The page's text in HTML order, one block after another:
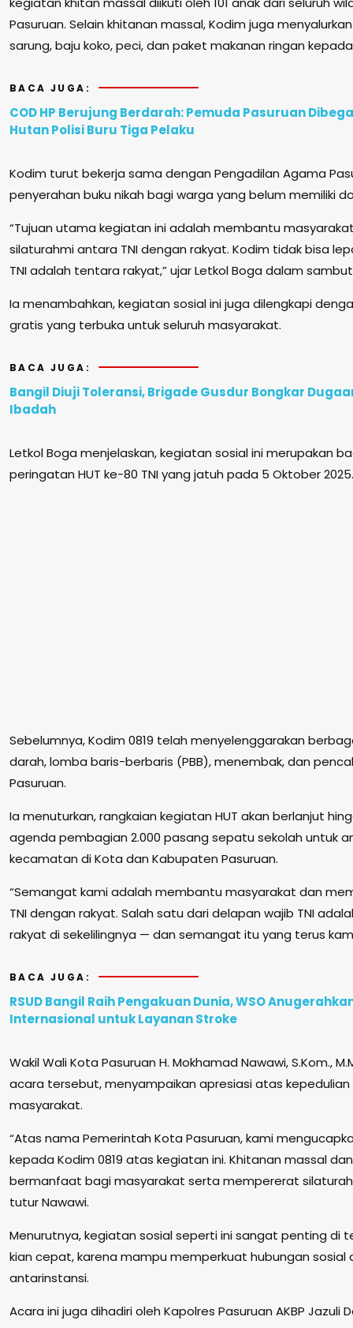
Pasuruan. Selain khitanan massal, Kodim juga
sarung, baju koko, peci, dan paket makanan ringan
BACA JUGA:
COD HP Berujung Berdarah: Pemuda Pasuruan
Hutan Polisi Buru Tiga Pelaku
Kodim turut bekerja sama dengan Pengadilan Agama
penyerahan buku nikah bagi warga yang belum memiliki
“Tujuan utama kegiatan ini adalah membantu
silaturahmi antara TNI dengan rakyat. Kodim tidak bisa
TNI adalah tentara rakyat,” ujar Letkol Boga dalam
Ia menambahkan, kegiatan sosial ini juga dilengkapi
gratis yang terbuka untuk seluruh masyarakat.
BACA JUGA:
Bangil Diuji Toleransi, Brigade Gusdur Bongkar
Ibadah
Letkol Boga menjelaskan, kegiatan sosial ini merupakan
peringatan HUT ke-80 TNI yang jatuh pada 5 Oktober 2025.
Sebelumnya, Kodim 0819 telah menyelenggarakan
darah, lomba baris-berbaris (PBB), menembak, dan
Pasuruan.
Ia menuturkan, rangkaian kegiatan HUT akan berlanjut
agenda pembagian 2.000 pasang sepatu sekolah untuk
kecamatan di Kota dan Kabupaten Pasuruan.
“Semangat kami adalah membantu masyarakat dan
TNI dengan rakyat. Salah satu dari delapan wajib TNI
rakyat di sekelilingnya — dan semangat itu yang terus
BACA JUGA:
RSUD Bangil Raih Pengakuan Dunia, WSO
Internasional untuk Layanan Stroke
Wakil Wali Kota Pasuruan H. Mokhamad Nawawi, S.Kom.,
acara tersebut, menyampaikan apresiasi atas kepedulian
masyarakat.
“Atas nama Pemerintah Kota Pasuruan, kami
kepada Kodim 0819 atas kegiatan ini. Khitanan massal
bermanfaat bagi masyarakat serta mempererat
tutur Nawawi.
Menurutnya, kegiatan sosial seperti ini sangat penting di
kian cepat, karena mampu memperkuat hubungan sosial
antarinstansi.
Acara ini juga dihadiri oleh Kapolres Pasuruan AKBP Jazuli